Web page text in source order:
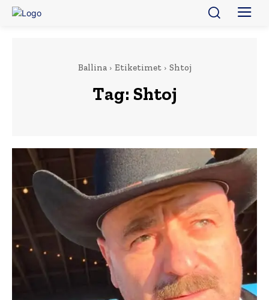
Ballina Etiketimet Shtoj
Tag: Shtoj